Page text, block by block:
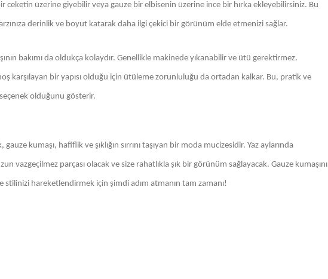
ceketin üzerine giyebilir veya gauze bir elbisenin üzerine ince bir hırka ekleyebilirsiniz. Bu
derinlik ve boyut katarak daha ilgi çekici bir görünüm elde etmenizi sağlar.
bakımı da oldukça kolaydır. Genellikle makinede yıkanabilir ve ütü gerektirmez.
hoş karşılayan bir yapısı olduğu için ütüleme zorunluluğu da ortadan kalkar. Bu, pratik ve
seçenek olduğunu gösterir.
gauze kumaşı, hafiflik ve şıklığın sırrını taşıyan bir moda mucizesidir. Yaz aylarında
vazgeçilmez parçası olacak ve size rahatlıkla şık bir görünüm sağlayacak. Gauze kumaşını
stilinizi hareketlendirmek için şimdi adım atmanın tam zamanı!